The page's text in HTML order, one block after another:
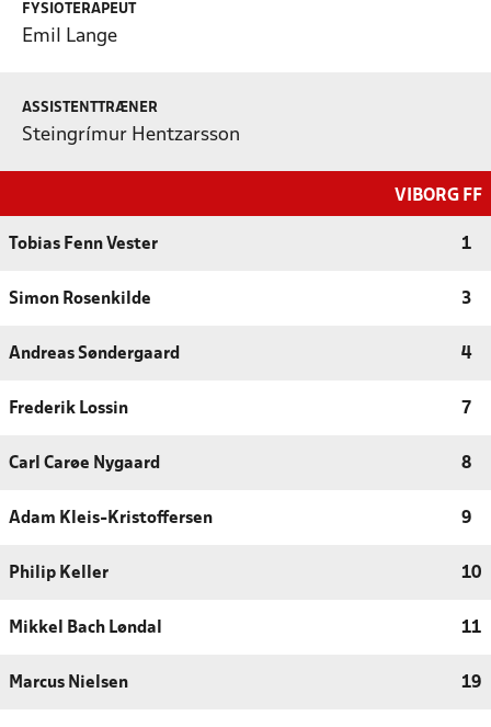
FYSIOTERAPEUT
Emil Lange
ASSISTENTTRÆNER
Steingrímur Hentzarsson
VIBORG FF
Tobias Fenn Vester 1
Simon Rosenkilde 3
Andreas Søndergaard 4
Frederik Lossin 7
Carl Carøe Nygaard 8
Adam Kleis-Kristoffersen 9
Philip Keller 10
Mikkel Bach Løndal 11
Marcus Nielsen 19